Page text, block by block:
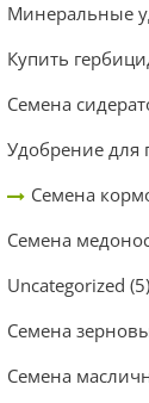
Минеральные
Купить
Семена
Удобрение для
Семена
Семена
Uncategorized (5)
Семена
Семена